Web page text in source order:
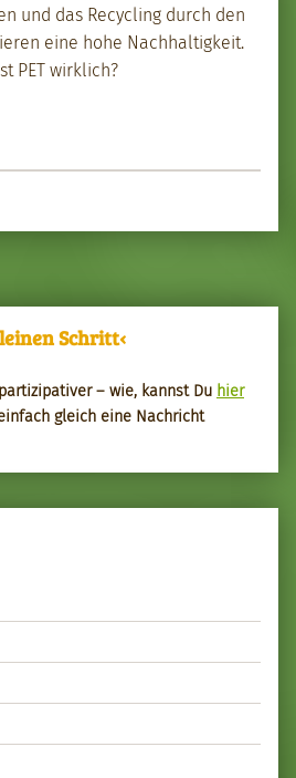
und das Recy­cling durch den
eine hohe Nach­haltigkeit.
PET wirk­lich?
Schritt‹
– wie, kannst Du hier
gle­ich eine Nachricht